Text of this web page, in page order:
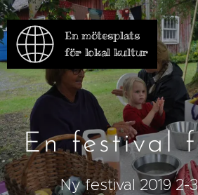
En mötesplats
för lokal kultur
En festival
Ny festival 2019 2-